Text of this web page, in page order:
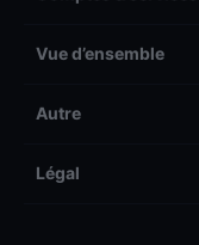
Vue d’ensemble
Autre
Légal